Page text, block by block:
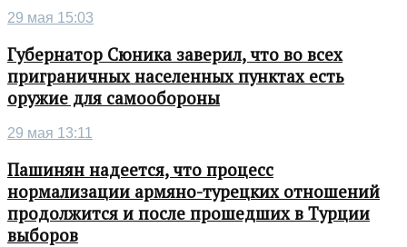
29 мая 15:03
Губернатор Сюника заверил, что во всех
приграничных населенных пунктах есть
оружие для самообороны
29 мая 13:11
Пашинян надеется, что процесс
нормализации армяно-турецких отношений
продолжится и после прошедших в Турции
выборов